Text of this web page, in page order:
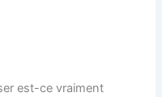
est-ce vraiment